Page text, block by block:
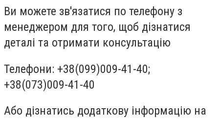
Ви можете зв'язатися по телефону з
менеджером для того, щоб дізнатися
деталі та отримати консультацію
Телефони: +38(099)009-41-40;
+38(073)009-41-40
Або дізнатись додаткову інформацію на